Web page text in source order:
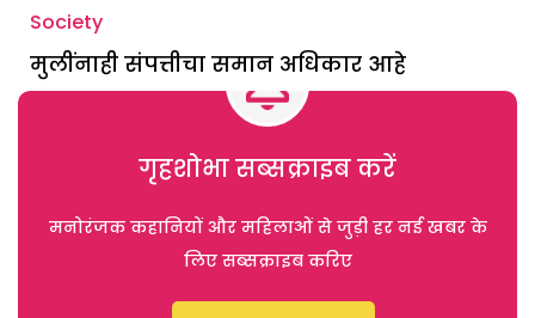
Society
मुलींनाही संपत्तीचा समान अधिकार आहे
गृहशोभा सब्सक्राइब करें
मनोरंजक कहानियों और महिलाओं से जुड़ी हर नई खबर के
लिए सब्सक्राइब करिए